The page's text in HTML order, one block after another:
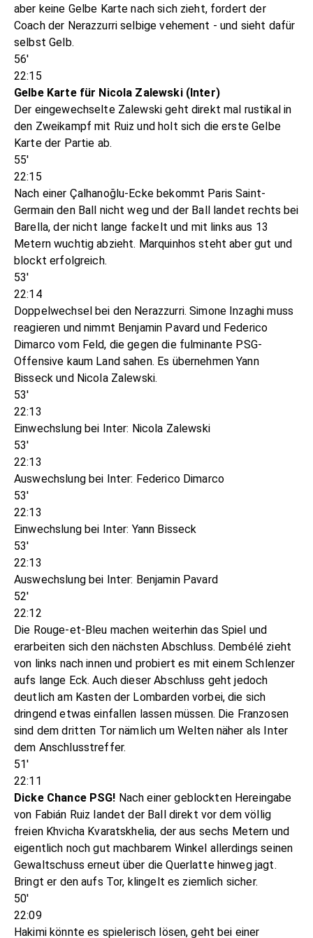
aber keine Gelbe Karte nach sich zieht, fordert der
Coach der Nerazzurri selbige vehement - und sieht dafür
selbst Gelb.
56'
22:15
Gelbe Karte für Nicola Zalewski (Inter)
Der eingewechselte Zalewski geht direkt mal rustikal in
den Zweikampf mit Ruiz und holt sich die erste Gelbe
Karte der Partie ab.
55'
22:15
Nach einer Çalhanoğlu-Ecke bekommt Paris Saint-
Germain den Ball nicht weg und der Ball landet rechts bei
Barella, der nicht lange fackelt und mit links aus 13
Metern wuchtig abzieht. Marquinhos steht aber gut und
blockt erfolgreich.
53'
22:14
Doppelwechsel bei den Nerazzurri. Simone Inzaghi muss
reagieren und nimmt Benjamin Pavard und Federico
Dimarco vom Feld, die gegen die fulminante PSG-
Offensive kaum Land sahen. Es übernehmen Yann
Bisseck und Nicola Zalewski.
53'
22:13
Einwechslung bei Inter: Nicola Zalewski
53'
22:13
Auswechslung bei Inter: Federico Dimarco
53'
22:13
Einwechslung bei Inter: Yann Bisseck
53'
22:13
Auswechslung bei Inter: Benjamin Pavard
52'
22:12
Die Rouge-et-Bleu machen weiterhin das Spiel und
erarbeiten sich den nächsten Abschluss. Dembélé zieht
von links nach innen und probiert es mit einem Schlenzer
aufs lange Eck. Auch dieser Abschluss geht jedoch
deutlich am Kasten der Lombarden vorbei, die sich
dringend etwas einfallen lassen müssen. Die Franzosen
sind dem dritten Tor nämlich um Welten näher als Inter
dem Anschlusstreffer.
51'
22:11
Dicke Chance PSG! Nach einer geblockten Hereingabe
von Fabián Ruiz landet der Ball direkt vor dem völlig
freien Khvicha Kvaratskhelia, der aus sechs Metern und
eigentlich noch gut machbarem Winkel allerdings seinen
Gewaltschuss erneut über die Querlatte hinweg jagt.
Bringt er den aufs Tor, klingelt es ziemlich sicher.
50'
22:09
Hakimi könnte es spielerisch lösen, geht bei einer